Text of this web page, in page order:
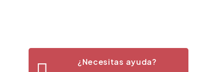
¿Necesitas ayuda?